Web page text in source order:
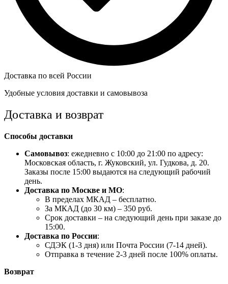
Доставка по всей России
Удобные условия доставки и самовывоза
Доставка и возврат
Способы доставки
Самовывоз: ежедневно с 10:00 до 21:00 по адресу:
Московская область, г. Жуковский, ул. Гудкова, д. 20.
Заказы после 15:00 выдаются на следующий рабочий
день.
Доставка по Москве и МО:
В пределах МКАД – бесплатно.
За МКАД (до 30 км) – 350 руб.
Срок доставки – на следующий день при заказе до
15:00.
Доставка по России:
СДЭК (1-3 дня) или Почта России (7-14 дней).
Отправка в течение 2-3 дней после 100% оплаты.
Возврат